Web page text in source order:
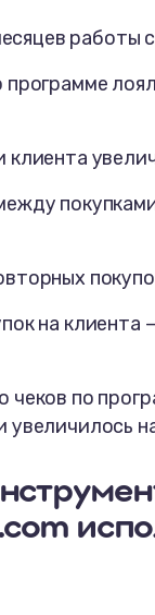
работы
программе
клиента
на клиента
чеков по
увеличилось